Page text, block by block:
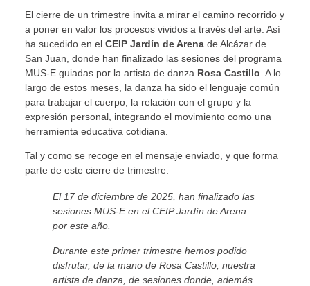
El cierre de un trimestre invita a mirar el camino recorrido y
a poner en valor los procesos vividos a través del arte. Así
ha sucedido en el CEIP Jardín de Arenade Alcázar de
San Juan, donde han finalizado las sesiones del programa
MUS-E guiadas por la artista de danza Rosa Castillo . A lo
largo de estos meses, la danza ha sido el lenguaje común
para trabajar el cuerpo, la relación con el grupo y la
expresión personal, integrando el movimiento como una
herramienta educativa cotidiana.
Tal y como se recoge en el mensaje enviado, y que forma
parte de este cierre de trimestre:
El 17 de diciembre de 2025, han finalizado las
sesiones MUS-E en el CEIP Jardín de Arena
por este año.
Durante este primer trimestre hemos podido
disfrutar, de la mano de Rosa Castillo, nuestra
artista de danza, de sesiones donde, además